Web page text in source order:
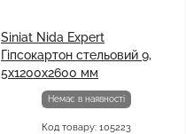
Siniat Nida Expert
Гіпсокартон стельовий 9,
5x1200x2600 мм
Немає в наявності
Код товару: 105223